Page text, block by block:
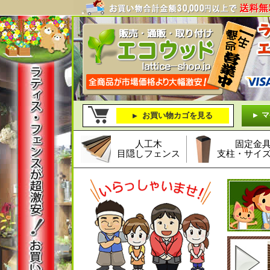
お買い物カゴを見る マ
人工木
目隠しフェンス
固定金
支柱・サイ